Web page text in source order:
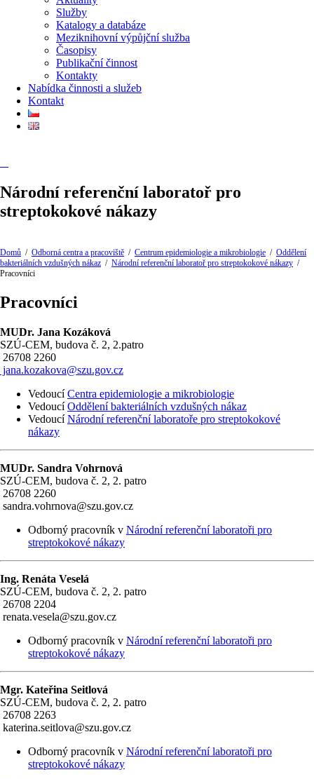
Služby
Katalogy a databáze
Meziknihovní výpůjční služba
Časopisy
Publikační činnost
Kontakty
Nabídka činnosti a služeb
Kontakt
Národní referenční laboratoř pro
streptokokové nákazy
Domů / Odborná centra a pracoviště / Centrum epidemiologie a mikrobiologie / Oddělení
bakteriálních vzdušných nákaz / Národní referenční laboratoř pro streptokokové nákazy /
Pracovníci
Pracovníci
MUDr. Jana Kozáková
SZÚ-CEM, budova č. 2, 2.patro
26708 2260
jana.kozakova@szu.gov.cz
VedoucíCentra epidemiologie a mikrobiologie
VedoucíOddělení bakteriálních vzdušných nákaz
VedoucíNárodní referenční laboratoře pro streptokokové
nákazy
MUDr. Sandra Vohrnová
SZÚ-CEM, budova č. 2, 2. patro
26708 2260
sandra.vohrnova@szu.gov.cz
Odborný pracovník v Národní referenční laboratoři pro
streptokokové nákazy
Ing. Renáta Veselá
SZÚ-CEM, budova č. 2, 2. patro
26708 2204
renata.vesela@szu.gov.cz
Odborný pracovník v Národní referenční laboratoři pro
streptokokové nákazy
Mgr. Kateřina Seitlová
SZÚ-CEM, budova č. 2, 2. patro
26708 2263
katerina.seitlova@szu.gov.cz
Odborný pracovník v Národní referenční laboratoři pro
streptokokové nákazy